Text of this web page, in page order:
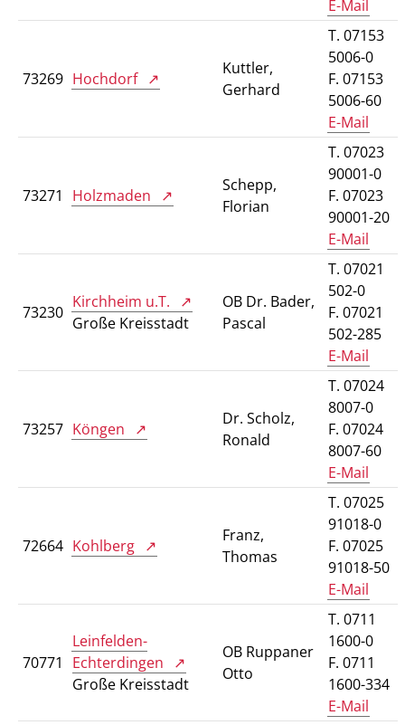
E-Mail
73269 Hochdorf
Kuttler,
Gerhard
T. 07153
5006-0
F. 07153
5006-60
E-Mail
73271 Holzmaden
Schepp,
Florian
T. 07023
90001-0
F. 07023
90001-20
E-Mail
73230
Kirchheim u.T.
Große Kreisstadt
OB Dr. Bader,
Pascal
T. 07021
502-0
F. 07021
502-285
E-Mail
73257 Köngen
Dr. Scholz,
Ronald
T. 07024
8007-0
F. 07024
8007-60
E-Mail
72664 Kohlberg
Franz,
Thomas
T. 07025
91018-0
F. 07025
91018-50
E-Mail
70771
Leinfelden-
Echterdingen
Große Kreisstadt
OB Ruppaner
Otto
T. 0711
1600-0
F. 0711
1600-334
E-Mail